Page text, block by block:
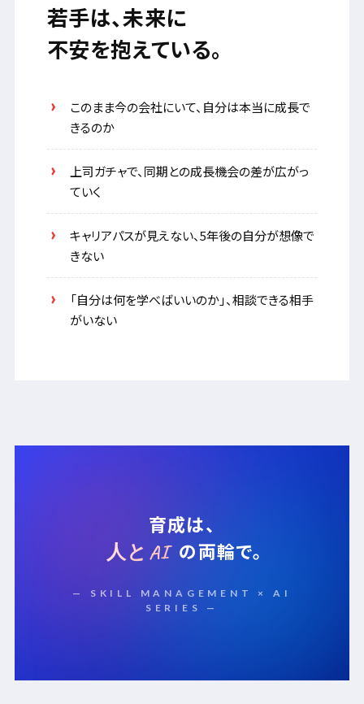
若手は、未来に
不安を抱えている。
このまま今の会社にいて、自分は本当に成長で
きるのか
上司ガチャで、同期との成長機会の差が広がっ
ていく
キャリアパスが見えない、5年後の自分が想像で
きない
「自分は何を学べばいいのか」、相談できる相手
がいない
育成は、
人とAI の両輪で。
— SKILL MANAGEMENT × AI
SERIES —